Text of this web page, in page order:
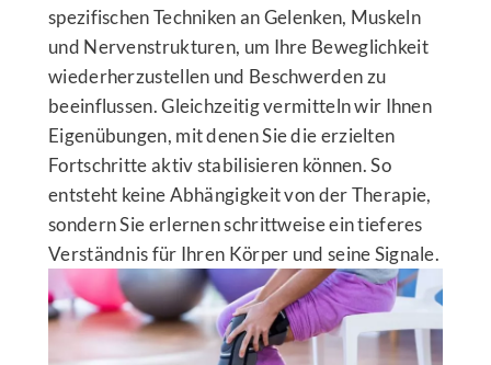
spezifischen Techniken an Gelenken, Muskeln
und Nervenstrukturen, um Ihre Beweglichkeit
wiederherzustellen und Beschwerden zu
beeinflussen. Gleichzeitig vermitteln wir Ihnen
Eigenübungen, mit denen Sie die erzielten
Fortschritte aktiv stabilisieren können. So
entsteht keine Abhängigkeit von der Therapie,
sondern Sie erlernen schrittweise ein tieferes
Verständnis für Ihren Körper und seine Signale.